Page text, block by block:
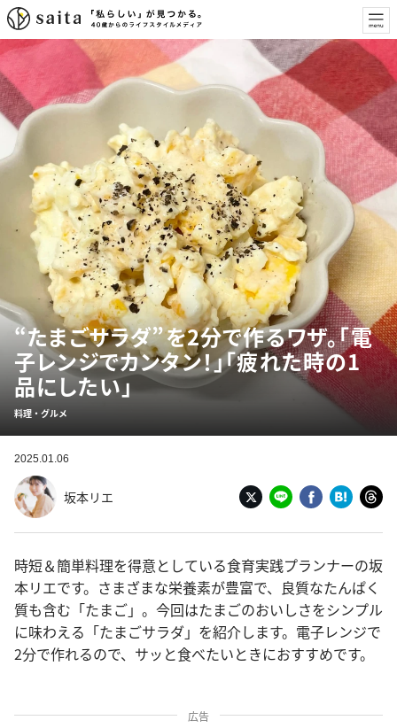
“たまごサラダ”を2分で作るワザ。「電
子レンジでカンタン！」「疲れた時の1
品にしたい」
料理・グルメ
2025.01.06
坂本リエ
時短＆簡単料理を得意としている食育実践プランナーの坂
本リエです。さまざまな栄養素が豊富で、良質なたんぱく
質も含む「たまご」。今回はたまごのおいしさをシンプル
に味わえる「たまごサラダ」を紹介します。電子レンジで
2分で作れるので、サッと食べたいときにおすすめです。
広告